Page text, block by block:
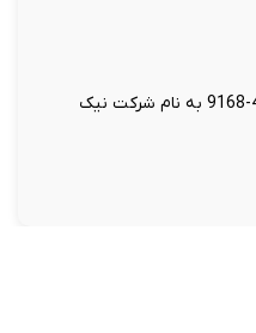
واریز مبلغ 199 هزار تومان بابت هزینه تنظیم قرارداد به شماره کارت ذیل: 5892-1070-4566-9168 به نام شرکت نیک